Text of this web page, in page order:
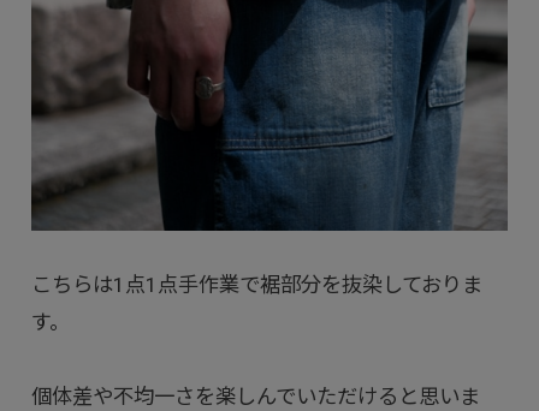
こちらは1点1点手作業で裾部分を抜染しておりま
す。
個体差や不均一さを楽しんでいただけると思いま